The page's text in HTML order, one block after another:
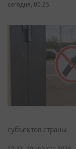
сегодня, 00:25
субъектов страны